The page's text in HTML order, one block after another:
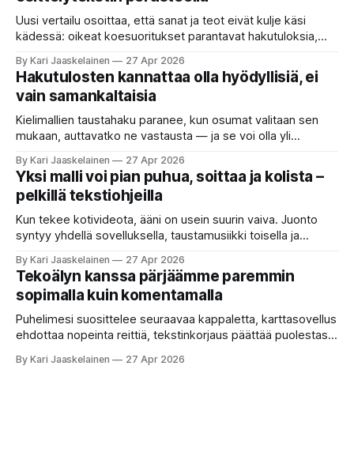
Uusi vertailu osoittaa, että sanat ja teot eivät kulje käsi
kädessä: oikeat koesuoritukset parantavat hakutuloksia,
etsimässä verkosta apuria, joka hoitaisi puolestasi arjen
askareita: täyttäisi lomakkeen, järjestäisi matkasuunnitelman
tai seulisi pitkän asiakirjakasan ydinkohdat. Vastassa on
valikoima, joka muistuttaa sovelluskauppaa steroideilla.
Jokainen ”tekoälyagentti” lupaa paljon
By Kari Jaaskelainen 27 Apr 2026
Hakutulosten kannattaa olla hyödyllisiä, ei
vain samankaltaisia
Kielimallien taustahaku paranee, kun osumat valitaan sen
mukaan, auttavatko ne vastausta — ja se voi olla yli
että kysyt työpaikan chat-robotilta: “Mitä viime kuun
kokouspäiväkirjassa päätettiin etätyöpäivistä?” Robotti
selaa arkistoja ja poimii sinulle pätkän, jossa toistellaan, mitä
etätyö tarkoittaa. Teksti on aiheeltaan lähellä kysymystä,
By Kari Jaaskelainen 27 Apr 2026
Yksi malli voi pian puhua, soittaa ja kolista –
pelkillä tekstiohjeilla
Kun tekee kotivideota, ääni on usein suurin vaiva. Juonto
syntyy yhdellä sovelluksella, taustamusiikki toisella ja
erilaisia komentoja, eikä mikään niistä oikein “puhu”
toistensa kanssa. Lopputulos on pienen palapelityön tulos.
Vuosia on ajateltu, että näin tämän kuuluukin mennä. Puhe
on sanoja ja lauseita – hyvin jäsenneltyä.
By Kari Jaaskelainen 27 Apr 2026
Tekoälyn kanssa pärjäämme paremmin
sopimalla kuin komentamalla
Puhelimesi suosittelee seuraavaa kappaletta, karttasovellus
ehdottaa nopeinta reittiä, tekstinkorjaus päättää puolestasi,
tottelee sinua sokeasti. Useammin huomaat itse
By Kari Jaaskelainen 27 Apr 2026